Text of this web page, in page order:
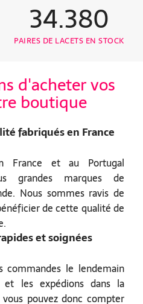
34.380
PAIRES DE LACETS EN STOCK
d'acheter vos
boutique
fabriqués en France
France et au Portugal
grandes marques de
Nous sommes ravis de
de cette qualité de
et soignées
commandes le lendemain
les expédions dans la
pouvez donc compter